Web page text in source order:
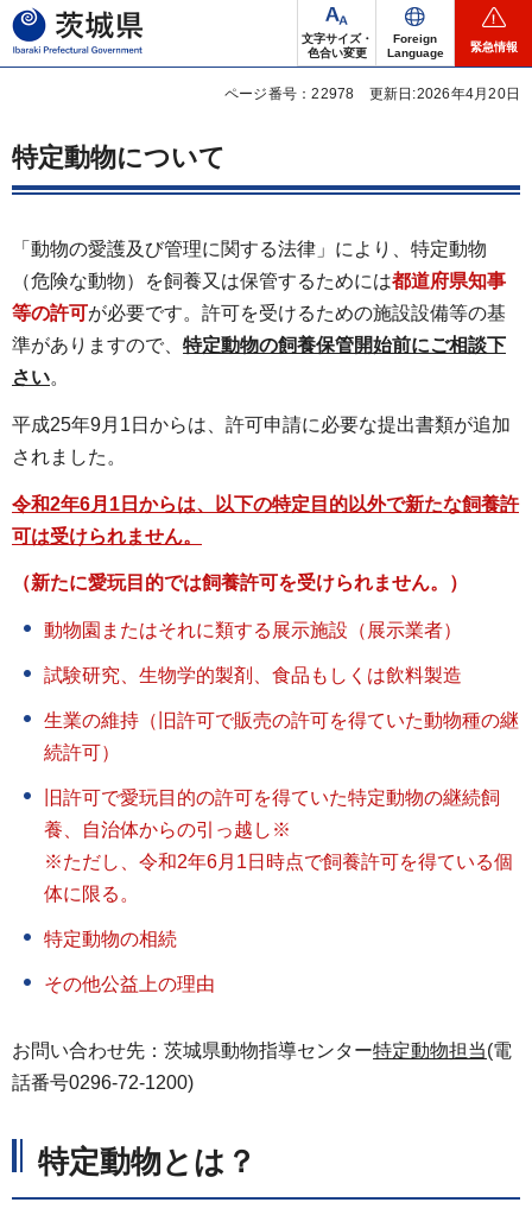
茨城県
文字サイズ・
色合い変更
Foreign
Language
緊急情報
ページ番号：22978 更新日:2026年4月20日
特定動物について
「動物の愛護及び管理に関する法律」により、特定動物
（危険な動物）を飼養又は保管するためには都道府県知事
等の許可が必要です。許可を受けるための施設設備等の基
準がありますので、 特定動物の飼養保管開始前にご相談下
さい。
平成25年9月1日からは、許可申請に必要な提出書類が追加
されました。
令和2年6月1日からは、以下の特定目的以外で新たな飼養許
可は受けられません。
（新たに愛玩目的では飼養許可を受けられません。）
動物園またはそれに類する展示施設（展示業者）
試験研究、生物学的製剤、食品もしくは飲料製造
生業の維持（旧許可で販売の許可を得ていた動物種の継
続許可）
旧許可で愛玩目的の許可を得ていた特定動物の継続飼
養、自治体からの引っ越し※
※ただし、令和2年6月1日時点で飼養許可を得ている個
体に限る。
特定動物の相続
その他公益上の理由
お問い合わせ先：茨城県動物指導センター特定動物担当(電
話番号0296-72-1200)
特定動物とは？